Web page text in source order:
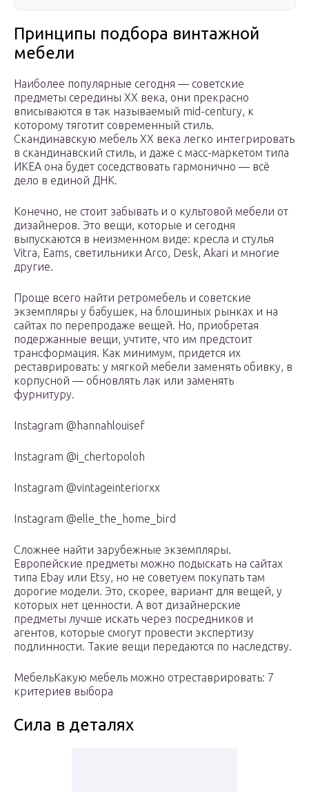
Принципы подбора винтажной
мебели
Наиболее популярные сегодня — советские
предметы середины XX века, они прекрасно
вписываются в так называемый mid-century, к
которому тяготит современный стиль.
Скандинавскую мебель XX века легко интегрировать
в скандинавский стиль, и даже с масс-маркетом типа
ИКЕА она будет соседствовать гармонично — всё
дело в единой ДНК.
Конечно, не стоит забывать и о культовой мебели от
дизайнеров. Это вещи, которые и сегодня
выпускаются в неизменном виде: кресла и стулья
Vitra, Eams, светильники Arco, Desk, Akari и многие
другие.
Проще всего найти ретромебель и советские
экземпляры у бабушек, на блошиных рынках и на
сайтах по перепродаже вещей. Но, приобретая
подержанные вещи, учтите, что им предстоит
трансформация. Как минимум, придется их
реставрировать: у мягкой мебели заменять обивку, в
корпусной — обновлять лак или заменять
фурнитуру.
Instagram @hannahlouisef
Instagram @i_chertopoloh
Instagram @vintageinteriorxx
Instagram @elle_the_home_bird
Сложнее найти зарубежные экземпляры.
Европейские предметы можно подыскать на сайтах
типа Ebay или Etsy, но не советуем покупать там
дорогие модели. Это, скорее, вариант для вещей, у
которых нет ценности. А вот дизайнерские
предметы лучше искать через посредников и
агентов, которые смогут провести экспертизу
подлинности. Такие вещи передаются по наследству.
МебельКакую мебель можно отреставрировать: 7
критериев выбора
Сила в деталях